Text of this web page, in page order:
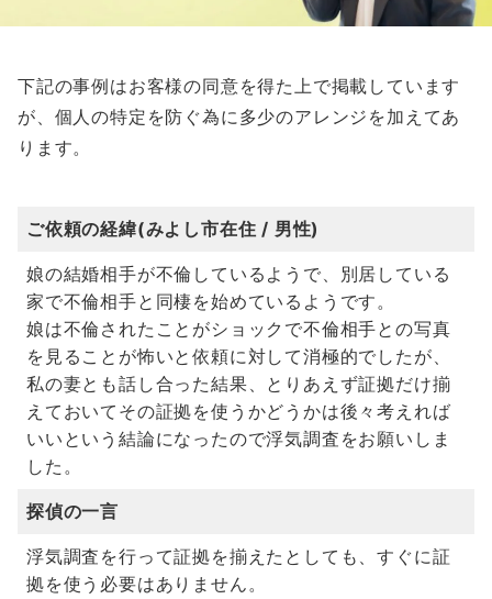
下記の事例はお客様の同意を得た上で掲載しています
が、個人の特定を防ぐ為に多少のアレンジを加えてあ
ります。
ご依頼の経緯(みよし市在住 / 男性)
娘の結婚相手が不倫しているようで、別居している
家で不倫相手と同棲を始めているようです。
娘は不倫されたことがショックで不倫相手との写真
を見ることが怖いと依頼に対して消極的でしたが、
私の妻とも話し合った結果、とりあえず証拠だけ揃
えておいてその証拠を使うかどうかは後々考えれば
いいという結論になったので浮気調査をお願いしま
した。
探偵の一言
浮気調査を行って証拠を揃えたとしても、すぐに証
拠を使う必要はありません。